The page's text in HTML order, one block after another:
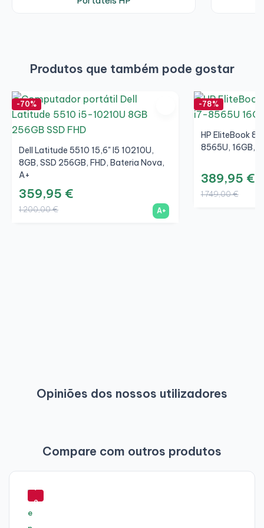
Produtos que também pode gostar
-70%
Dell Latitude 5510 15,6" I5 10210U,
8GB, SSD 256GB, FHD, Bateria Nova,
A+
359,95 €
1 200,00 € A+
-78%
HP EliteBook
8565U, 16GB,
389,95 €
1 749,00 €
Opiniões dos nossos utilizadores
Compare com outros produtos
-
7
2